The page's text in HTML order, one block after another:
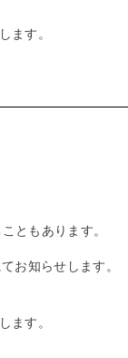
す。
ともあります。
お知らせします。
ます。